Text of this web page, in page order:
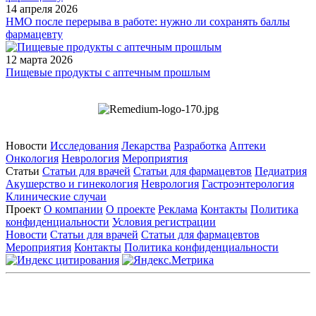
14 апреля 2026
НМО после перерыва в работе: нужно ли сохранять баллы
фармацевту
12 марта 2026
Пищевые продукты с аптечным прошлым
Новости Исследования Лекарства Разработка Аптеки
Онкология Неврология Мероприятия
Статьи Статьи для врачей Статьи для фармацевтов Педиатрия
Акушерство и гинекология Неврология Гастроэнтерология
Клинические случаи
Проект О компании О проекте Реклама Контакты Политика
конфиденциальности Условия регистрации
Новости Статьи для врачей Статьи для фармацевтов
Мероприятия Контакты Политика конфиденциальности